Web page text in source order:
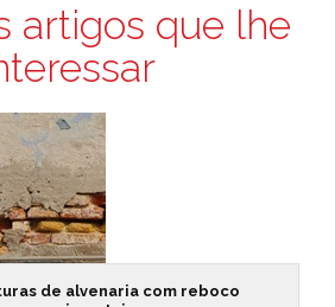
artigos que lhe
de alvenaria com reboco